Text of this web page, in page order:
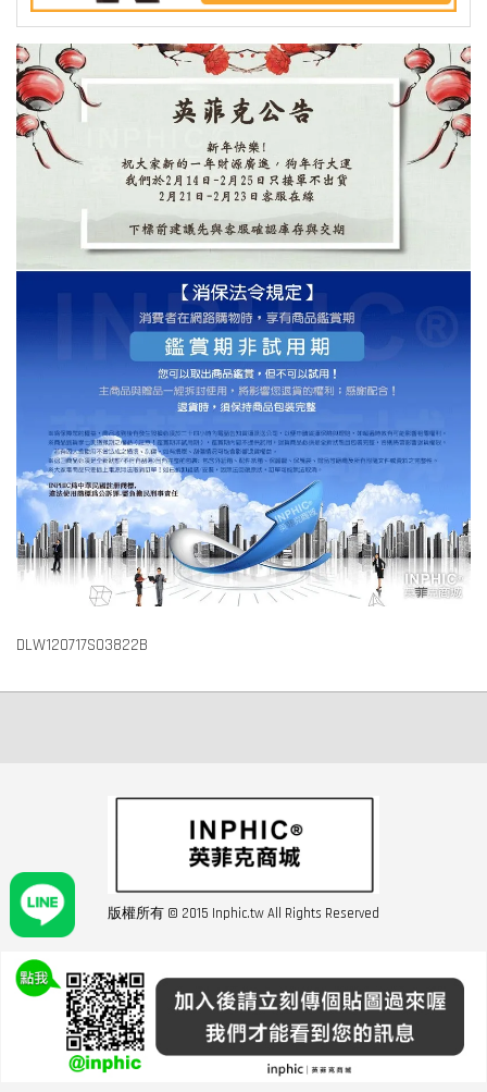
DLW120717S03822B
版權所有 © 2015 Inphic.tw All Rights Reserved
友站連結inphic營業設備
聯絡我們 02-28852016 如遇商品缺貨或數量不足請與客服聯繫
服務條款| |經營者資訊|